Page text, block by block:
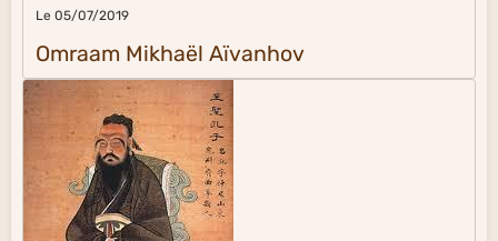
Le 05/07/2019
Omraam Mikhaël Aïvanhov